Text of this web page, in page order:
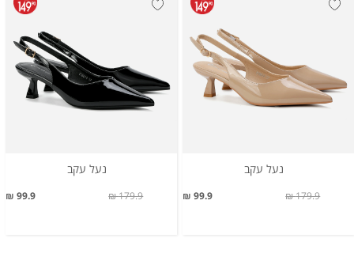
נעל עקב
99.9 ₪ 179.9 ₪
נעל עקב
99.9 ₪ 179.9 ₪